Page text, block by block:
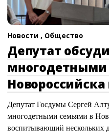
Новости , Общество
Депутат
Депутат Госдумы Сергей
многодетными семьями в
воспитывающий нескольких